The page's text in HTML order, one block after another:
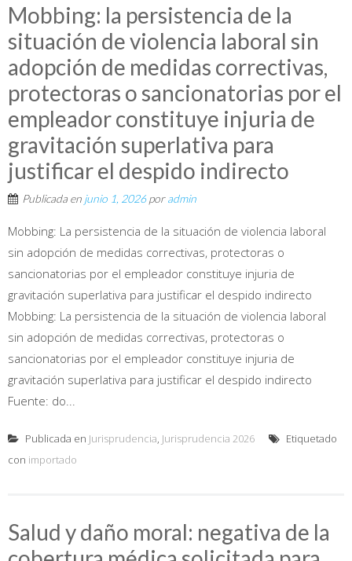
Mobbing: la persistencia de la
situación de violencia laboral sin
adopción de medidas correctivas,
protectoras o sancionatorias por el
empleador constituye injuria de
gravitación superlativa para
justificar el despido indirecto
Publicada en junio 1, 2026poradmin
Mobbing: La persistencia de la situación de violencia laboral
sin adopción de medidas correctivas, protectoras o
sancionatorias por el empleador constituye injuria de
gravitación superlativa para justificar el despido indirecto
Mobbing: La persistencia de la situación de violencia laboral
sin adopción de medidas correctivas, protectoras o
sancionatorias por el empleador constituye injuria de
gravitación superlativa para justificar el despido indirecto
Fuente: do...
Publicada en Jurisprudencia, Jurisprudencia 2026
Etiquetado
con importado
Salud y daño moral: negativa de la